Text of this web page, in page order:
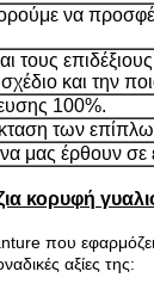
να
και την
100%.
των
μας έρθουν
κορυφή
που
αξίες της: